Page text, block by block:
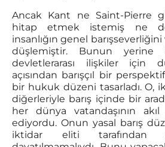
Ancak Kant ne Saint-Pierre
hitap etmek istemiş ne
insanlığın genel
düşlemiştir. Bunun yerine
devletlerarası ilişkiler için
açısından barışçıl bir
bir hukuk düzeni tasarladı. O,
diğerleriyle barış içinde bir
her dünya vatandaşının
ediyordu. Onun yasal barış
iktidar eliti tarafından